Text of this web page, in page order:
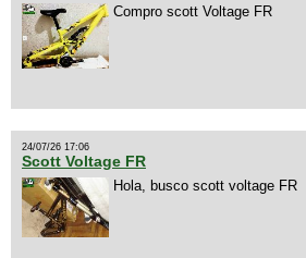
Compro scott Voltage FR
24/07/26 17:06
Scott Voltage FR
Hola, busco scott voltage FR